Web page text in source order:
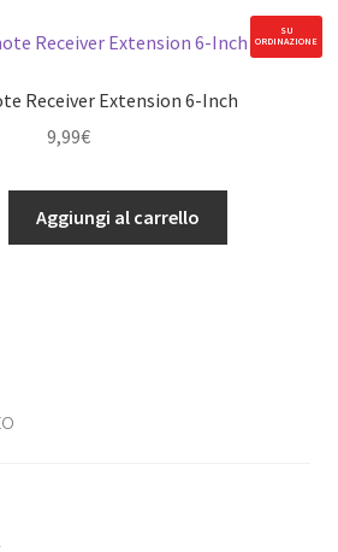
SU
ORDINAZIONE
Receiver Extension 6-Inch
9,99€
Aggiungi al carrello